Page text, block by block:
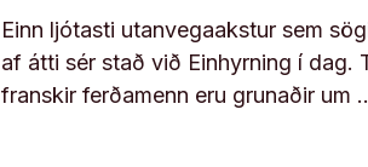
Einn ljótasti utanvegaakstur sem
af átti sér stað við Einhyrning í dag.
franskir ferðamenn eru grunaðir um